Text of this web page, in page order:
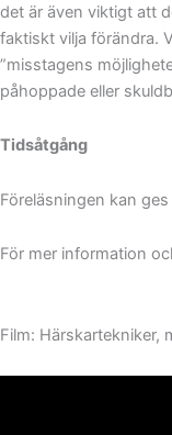
det är även viktigt att
faktiskt vilja förändra.
”misstagens
påhoppade eller
Tidsåtgång
Föreläsningen kan
För mer information
Film: Härskartekniker,